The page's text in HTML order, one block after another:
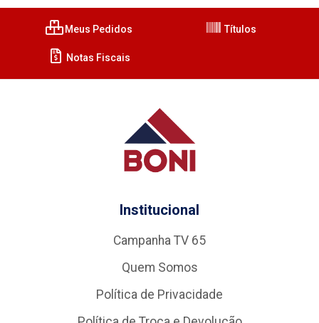
Meus Pedidos Títulos
Notas Fiscais
Institucional
Campanha TV 65
Quem Somos
Política de Privacidade